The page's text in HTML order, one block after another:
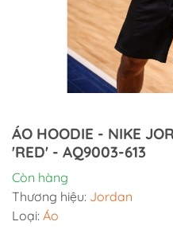
ÁO HOODIE - NIKE
'RED' - AQ9003-613
Còn hàng
Thương hiệu: Jordan
Loại: Áo